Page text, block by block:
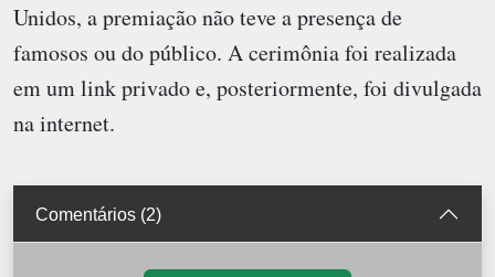
Unidos, a premiação não teve a presença de
famosos ou do público. A cerimônia foi realizada
em um link privado e, posteriormente, foi divulgada
na internet.
Comentários (2)